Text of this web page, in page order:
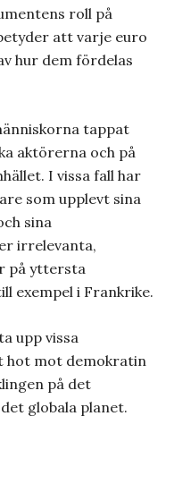
roll på
att varje euro
hur dem fördelas
tappat
aktörerna och på
I vissa fall har
som upplevt sina
sina
irrelevanta,
på yttersta
exempel i Frankrike.
upp vissa
hot mot demokratin
på det
globala planet.